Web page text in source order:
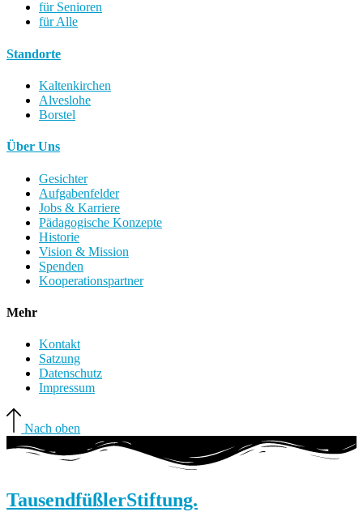
für Senioren
für Alle
Standorte
Kaltenkirchen
Alveslohe
Borstel
Über Uns
Gesichter
Aufgabenfelder
Jobs & Karriere
Pädagogische Konzepte
Historie
Vision & Mission
Spenden
Kooperationspartner
Mehr
Kontakt
Satzung
Datenschutz
Impressum
Nach oben
TausendfüßlerStiftung.